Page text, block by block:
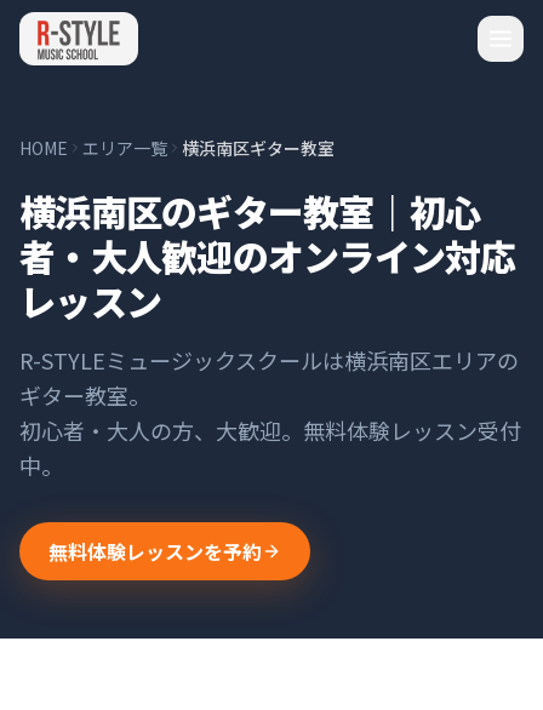
HOME エリア一覧 横浜南区ギター教室
横浜南区のギター教室｜初心
者・大人歓迎のオンライン対応
レッスン
R-STYLEミュージックスクールは横浜南区エリアの
ギター教室。
初心者・大人の方、大歓迎。無料体験レッスン受付
中。
無料体験レッスンを予約